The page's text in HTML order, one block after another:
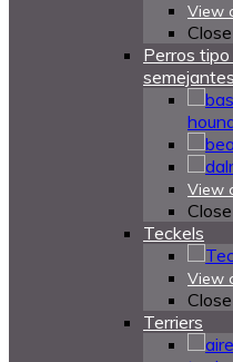
View
Close
Perros
semejantes
View
Close
Teckels
View
Close
Terriers